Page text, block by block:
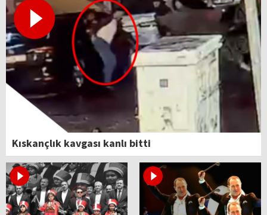
Kıskançlık kavgası kanlı bitti